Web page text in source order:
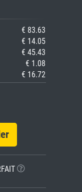
€ 83.63
€ 14.05
€ 45.43
€ 1.08
€ 16.72